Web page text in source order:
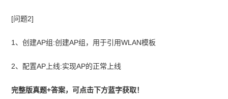
[问题2]
1、创建AP组:创建AP组，用于引用WLAN模板
2、配置AP上线:实现AP的正常上线
完整版真题+答案，可点击下方蓝字获取！